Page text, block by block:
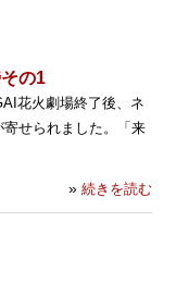
の1
花火劇場終了後、ネ
せられました。「来
» 続きを読む